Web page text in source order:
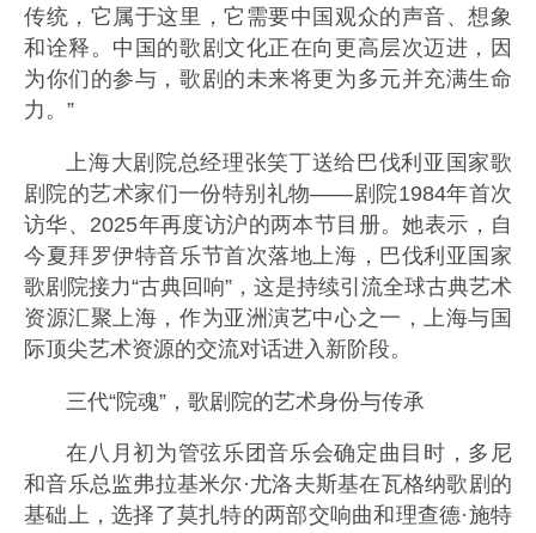
传统，它属于这里，它需要中国观众的声音、想象
和诠释。中国的歌剧文化正在向更高层次迈进，因
为你们的参与，歌剧的未来将更为多元并充满生命
力。”
上海大剧院总经理张笑丁送给巴伐利亚国家歌
剧院的艺术家们一份特别礼物——剧院1984年首次
访华、2025年再度访沪的两本节目册。她表示，自
今夏拜罗伊特音乐节首次落地上海，巴伐利亚国家
歌剧院接力“古典回响”，这是持续引流全球古典艺术
资源汇聚上海，作为亚洲演艺中心之一，上海与国
际顶尖艺术资源的交流对话进入新阶段。
三代“院魂”，歌剧院的艺术身份与传承
在八月初为管弦乐团音乐会确定曲目时，多尼
和音乐总监弗拉基米尔·尤洛夫斯基在瓦格纳歌剧的
基础上，选择了莫扎特的两部交响曲和理查德·施特